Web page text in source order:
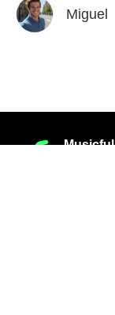
Miguel
Musicful